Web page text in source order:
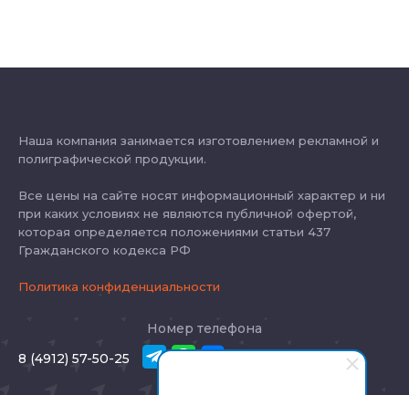
Наша компания занимается изготовлением рекламной и
полиграфической продукции.
Все цены на сайте носят информационный характер и ни
при каких условиях не являются публичной офертой,
которая определяется положениями статьи 437
Гражданского кодекса РФ
Политика конфиденциальности
Номер телефона
8 (4912) 57-50-25